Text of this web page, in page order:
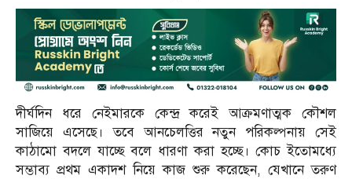
দীর্ঘদিন ধরে নেইমারকে কেন্দ্র করেই আক্রমণাত্মক কৌশল
সাজিয়ে এসেছে। তবে আনচেলত্তির নতুন পরিকল্পনায় সেই
কাঠামো বদলে যাচ্ছে বলে ধারণা করা হচ্ছে। কোচ ইতোমধ্যে
সম্ভাব্য প্রথম একাদশ নিয়ে কাজ শুরু করেছেন, যেখানে তরুণ